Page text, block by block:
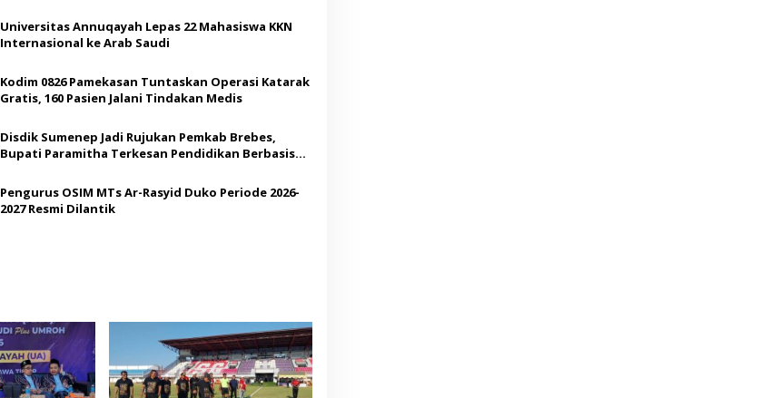
Universitas Annuqayah Lepas 22 Mahasiswa KKN
Internasional ke Arab Saudi
Kodim 0826 Pamekasan Tuntaskan Operasi Katarak
Gratis, 160 Pasien Jalani Tindakan Medis
Disdik Sumenep Jadi Rujukan Pemkab Brebes,
Bupati Paramitha Terkesan Pendidikan Berbasis
Pengurus OSIM MTs Ar-Rasyid Duko Periode 2026-
2027 Resmi Dilantik